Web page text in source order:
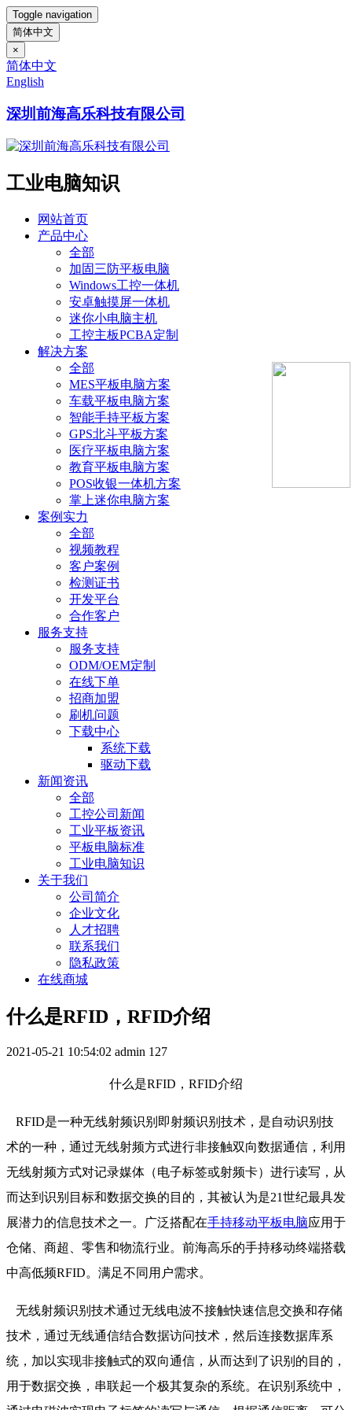
Toggle navigation
简体中文
×
简体中文
English
深圳前海高乐科技有限公司
工业电脑知识
网站首页
产品中心
全部
加固三防平板电脑
Windows工控一体机
安卓触摸屏一体机
迷你小电脑主机
工控主板PCBA定制
解决方案
全部
MES平板电脑方案
车载平板电脑方案
智能手持平板方案
GPS北斗平板方案
医疗平板电脑方案
教育平板电脑方案
POS收银一体机方案
掌上迷你电脑方案
案例实力
全部
视频教程
客户案例
检测证书
开发平台
合作客户
服务支持
服务支持
ODM/OEM定制
在线下单
招商加盟
刷机问题
下载中心
系统下载
驱动下载
新闻资讯
全部
工控公司新闻
工业平板资讯
平板电脑标准
工业电脑知识
关于我们
公司简介
企业文化
人才招聘
联系我们
隐私政策
在线商城
什么是RFID，RFID介绍
2021-05-21 10:54:02 admin 127
什么是RFID，RFID介绍
RFID是一种无线射频识别即射频识别技术，是自动识别技
术的一种，通过无线射频方式进行非接触双向数据通信，利用
无线射频方式对记录媒体（电子标签或射频卡）进行读写，从
而达到识别目标和数据交换的目的，其被认为是21世纪最具发
展潜力的信息技术之一。广泛搭配在手持移动平板电脑应用于
仓储、商超、零售和物流行业。前海高乐的手持移动终端搭载
中高低频RFID。满足不同用户需求。
无线射频识别技术通过无线电波不接触快速信息交换和存储
技术，通过无线通信结合数据访问技术，然后连接数据库系
统，加以实现非接触式的双向通信，从而达到了识别的目的，
用于数据交换，串联起一个极其复杂的系统。在识别系统中，